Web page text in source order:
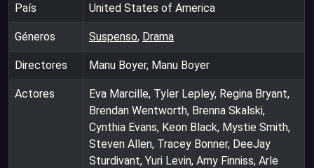
País United States of America
Géneros Suspenso, Drama
Directores Manu Boyer, Manu Boyer
Actores
Eva Marcille, Tyler Lepley, Regina Bryant,
Brendan Wentworth, Brenna Skalski,
Cynthia Evans, Keon Black, Mystie Smith,
Steven Allen, Tracey Bonner, DeeJay
Sturdivant, Yuri Levin, Amy Finniss, Arle